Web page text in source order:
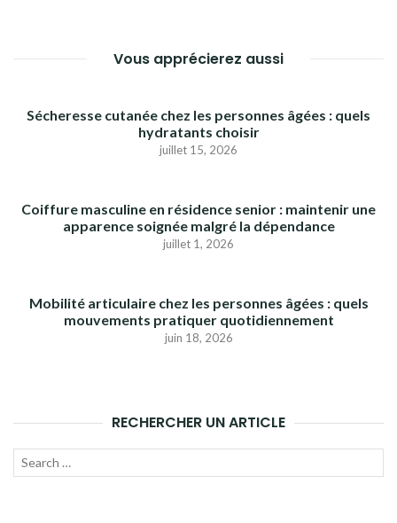
Vous apprécierez aussi
Sécheresse cutanée chez les personnes âgées : quels
hydratants choisir
juillet 15, 2026
Coiffure masculine en résidence senior : maintenir une
apparence soignée malgré la dépendance
juillet 1, 2026
Mobilité articulaire chez les personnes âgées : quels
mouvements pratiquer quotidiennement
juin 18, 2026
RECHERCHER UN ARTICLE
Recherche